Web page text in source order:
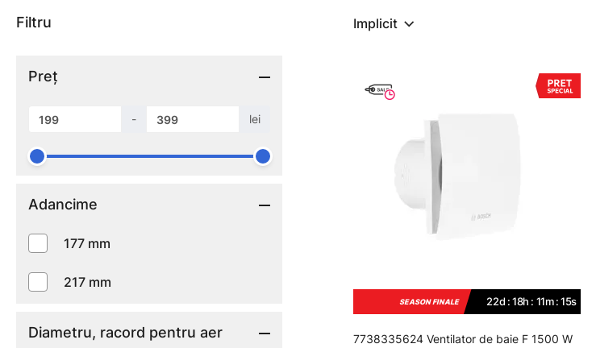
Filtru
Preț
- lei
Adancime
177 mm
217 mm
Diametru, racord pentru aer
Implicit
SEASON FINALE 22d : 18h : 11m : 14s
7738335624 Ventilator de baie F 1500 W